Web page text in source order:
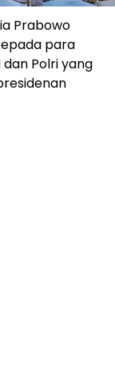
Prabowo
para
Polri yang